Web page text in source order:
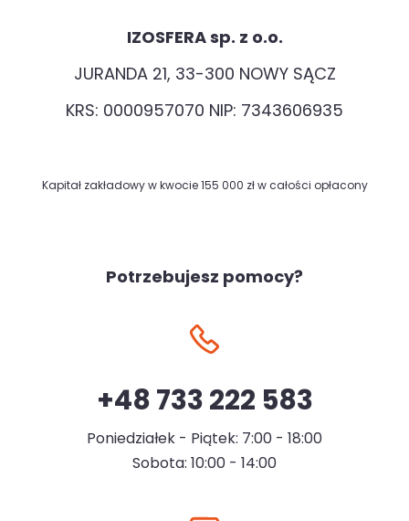
IZOSFERA sp. z o.o.
JURANDA 21, 33-300 NOWY SĄCZ
KRS: 0000957070 NIP: 7343606935
Kapitał zakładowy w kwocie 155 000 zł w całości opłacony
Potrzebujesz pomocy?
+48 733 222 583
Poniedziałek - Piątek: 7:00 - 18:00
Sobota: 10:00 - 14:00